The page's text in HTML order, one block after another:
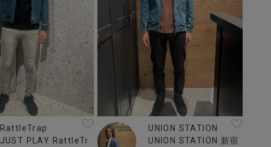
RattleTrap
JUST PLAY RattleTr
UNION STATION
UNION STATION 新宿